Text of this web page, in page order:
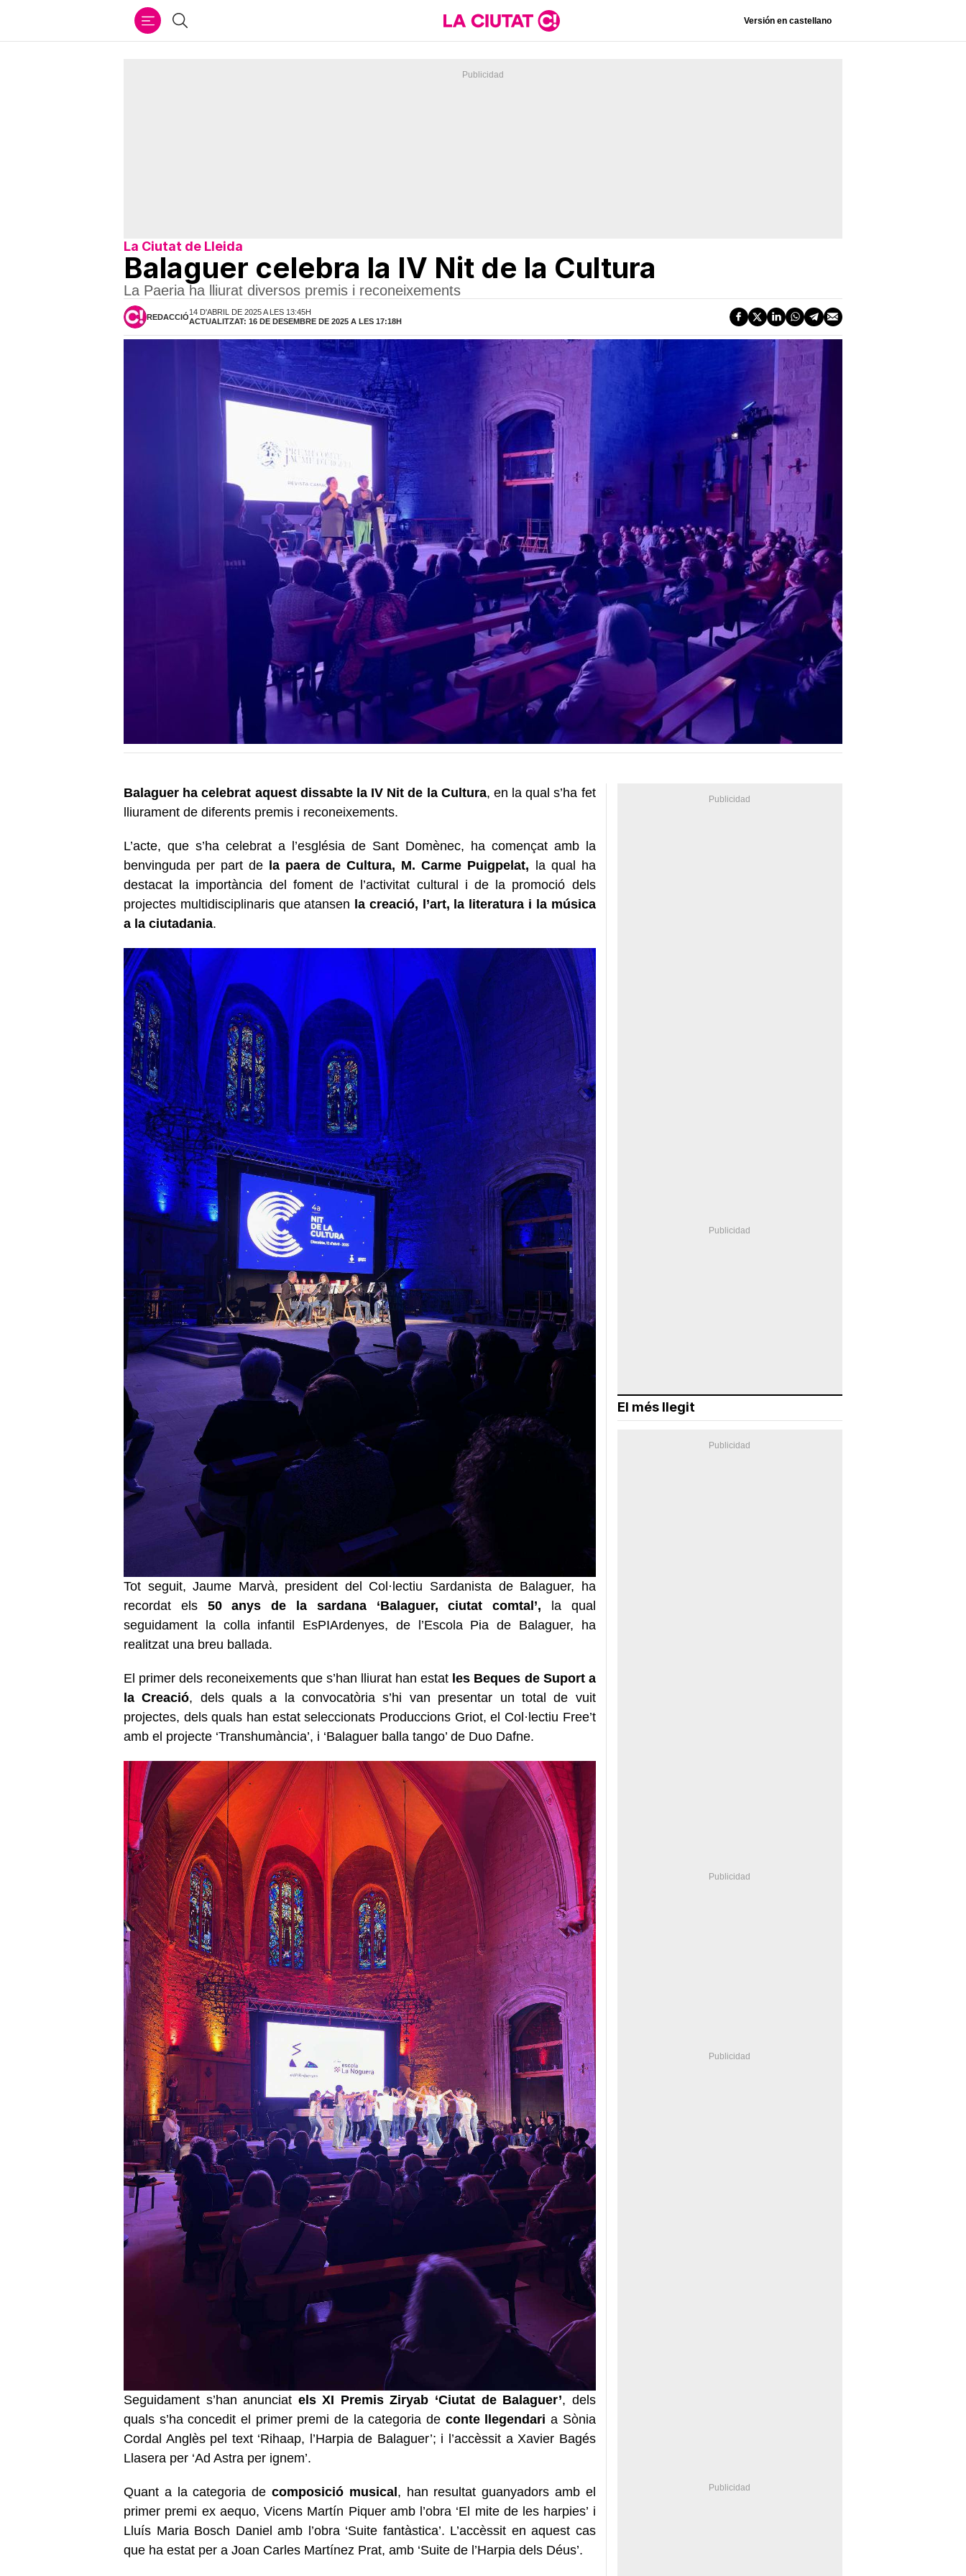
Cercar Versión en castellano
La Ciutat de Lleida
Balaguer celebra la IV Nit de la Cultura
La Paeria ha lliurat diversos premis i reconeixements
REDACCIÓ
14 D'ABRIL DE 2025 A LES 13:45H
ACTUALITZAT: 16 DE DESEMBRE DE 2025 A LES 17:18H
Balaguer ha celebrat aquest dissabte la IV Nit de la Cultura, en la qual s’ha fet
lliurament de diferents premis i reconeixements.
L’acte, que s’ha celebrat a l’església de Sant Domènec, ha començat amb la
benvinguda per part de la paera de Cultura, M. Carme Puigpelat, la qual ha
destacat la importància del foment de l’activitat cultural i de la promoció dels
projectes multidisciplinaris que atansen la creació, l’art, la literatura i la música
a la ciutadania.
Tot seguit, Jaume Marvà, president del Col·lectiu Sardanista de Balaguer, ha
recordat els50 anys de la sardana ‘Balaguer, ciutat comtal’, la qual
seguidament la colla infantil EsPIArdenyes, de l’Escola Pia de Balaguer, ha
realitzat una breu ballada.
El primer dels reconeixements que s’han lliurat han estat les Beques de Suport a
la Creació, dels quals a la convocatòria s’hi van presentar un total de vuit
projectes, dels quals han estat seleccionats Produccions Griot, el Col·lectiu Free’t
amb el projecte ‘Transhumància’, i ‘Balaguer balla tango’ de Duo Dafne.
Seguidament s’han anunciat els XI Premis Ziryab ‘Ciutat de Balaguer’, dels
quals s’ha concedit el primer premi de la categoria de conte llegendari a Sònia
Cordal Anglès pel text ‘Rihaap, l’Harpia de Balaguer’; i l’accèssit a Xavier Bagés
Llasera per ‘Ad Astra per ignem’.
Quant a la categoria de composició musical, han resultat guanyadors amb el
primer premi ex aequo, Vicens Martín Piquer amb l’obra ‘El mite de les harpies’ i
Lluís Maria Bosch Daniel amb l’obra ‘Suite fantàstica’. L’accèssit en aquest cas
que ha estat per a Joan Carles Martínez Prat, amb ‘Suite de l’Harpia dels Déus’.
El més llegit